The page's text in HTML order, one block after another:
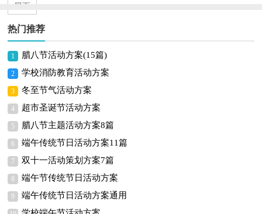
尾页
热门推荐
1 腊八节活动方案(15篇)
2 学校消防教育活动方案
3 冬至节气活动方案
4 超市圣诞节活动方案
5 腊八节主题活动方案8篇
6 端午传统节日活动方案11篇
7 双十一活动策划方案7篇
8 端午节传统节日活动方案
9 端午传统节日活动方案通用